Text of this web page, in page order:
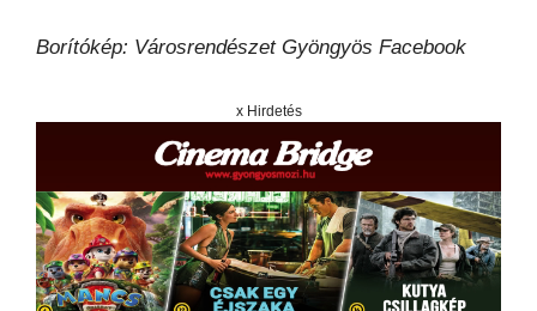
Borítókép: Városrendészet Gyöngyös Facebook
x Hirdetés